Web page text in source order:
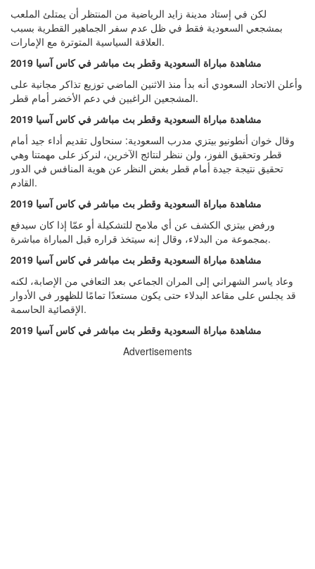
لكن في إستاد مدينة زايد الرياضية من المنتظر أن يمتلئ الملعب
بمشجعي السعودية فقط في ظل عدم سفر الجماهير القطرية بسبب
العلاقة السياسية المتوترة مع الإمارات.
مشاهدة مباراة السعودية وقطر بث مباشر في كاس آسيا 2019
وأعلن الاتحاد السعودي أنه بدأ منذ الاثنين الماضي توزيع تذاكر مجانية على
المشجعين الراغبين في دعم الأخضر أمام قطر.
مشاهدة مباراة السعودية وقطر بث مباشر في كاس آسيا 2019
وقال خوان أنطونيو بيتزي مدرب السعودية: سنحاول تقديم أداء جيد أمام
قطر وتحقيق الفوز، ولن ننظر لنتائج الآخرين، لنركز على مهمتنا وهي
تحقيق نتيجة جيدة أمام قطر بغض النظر عن هوية المنافس في الدور
القادم.
مشاهدة مباراة السعودية وقطر بث مباشر في كاس آسيا 2019
ورفض بيتزي الكشف عن أي ملامح للتشكيلة أو عمّا إذا كان سيدفع
بمجموعة من البدلاء، وقال إنه سيتخذ قراره قبل المباراة مباشرة.
مشاهدة مباراة السعودية وقطر بث مباشر في كاس آسيا 2019
وعاد ياسر الشهراني إلى المران الجماعي بعد التعافي من الإصابة، لكنه
قد يجلس على مقاعد البدلاء حتى يكون مستعدًا تمامًا للظهور في الأدوار
الإقصائية الحاسمة.
مشاهدة مباراة السعودية وقطر بث مباشر في كاس آسيا 2019
Advertisements